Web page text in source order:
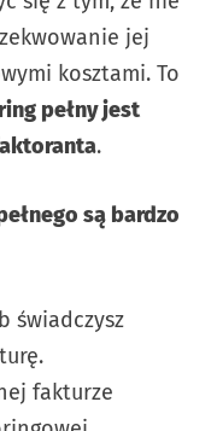
jej
kosztami. To
pełny jest
.
są bardzo
świadczysz
fakturze